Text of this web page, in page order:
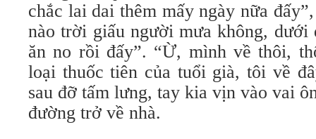
chắc lai dai thêm mấy ngày nữa
nào trời giấu người mưa không, dưới
ăn no rồi đấy”. “Ừ, mình về thôi,
loại thuốc tiên của tuổi già, tôi về
sau đỡ tấm lưng, tay kia vịn vào vai
đường trở về nhà.